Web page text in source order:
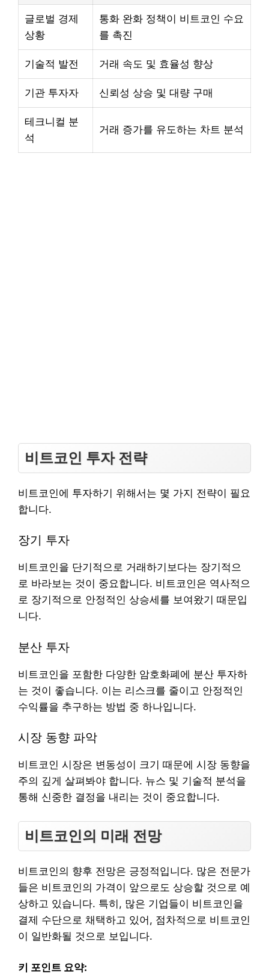
글로벌 경제
상황
통화 완화 정책이 비트코인 수요
를 촉진
기술적 발전 거래 속도 및 효율성 향상
기관 투자자 신뢰성 상승 및 대량 구매
테크니컬 분
석
거래 증가를 유도하는 차트 분석
비트코인 투자 전략
비트코인에 투자하기 위해서는 몇 가지 전략이 필요
합니다.
장기 투자
비트코인을 단기적으로 거래하기보다는 장기적으
로 바라보는 것이 중요합니다. 비트코인은 역사적으
로 장기적으로 안정적인 상승세를 보여왔기 때문입
니다.
분산 투자
비트코인을 포함한 다양한 암호화폐에 분산 투자하
는 것이 좋습니다. 이는 리스크를 줄이고 안정적인
수익률을 추구하는 방법 중 하나입니다.
시장 동향 파악
비트코인 시장은 변동성이 크기 때문에 시장 동향을
주의 깊게 살펴봐야 합니다. 뉴스 및 기술적 분석을
통해 신중한 결정을 내리는 것이 중요합니다.
비트코인의 미래 전망
비트코인의 향후 전망은 긍정적입니다. 많은 전문가
들은 비트코인의 가격이 앞으로도 상승할 것으로 예
상하고 있습니다. 특히, 많은 기업들이 비트코인을
결제 수단으로 채택하고 있어, 점차적으로 비트코인
이 일반화될 것으로 보입니다.
키 포인트 요약: